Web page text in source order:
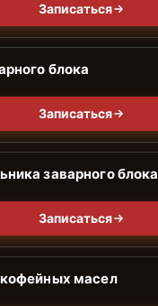
Записаться
блока
Записаться
заварного блока
Записаться
масел